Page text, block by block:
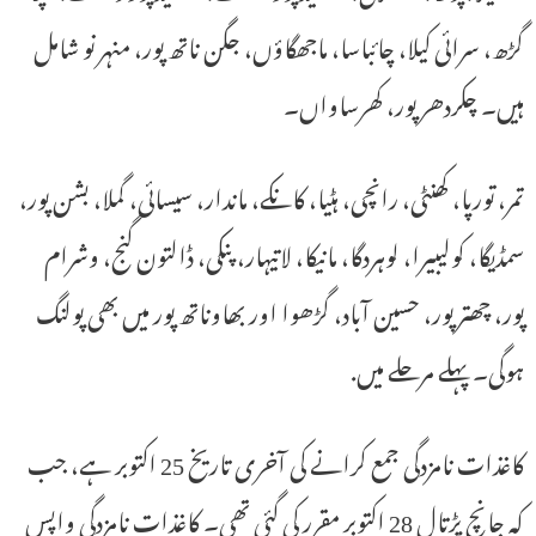
گڑھ، سرائی کیلا، چائباسا، ماجھگاؤں، جگن ناتھ پور، منہر نو شامل
ہیں۔ چکردھر پور، کھرساواں۔
تمر، تورپا، کھنٹی، رانچی، ہٹیا، کانکے، ماندار، سیسائی، گملا، بشن پور،
سمڈیگا، کولیبیرا، لوہردگا، مانیکا، لاتیہار، پنکی، ڈالتون گنج، وشرام
پور، چھتر پور، حسین آباد، گڑھوا اور بھاوناتھ پور میں بھی پولنگ
ہوگی۔ پہلے مرحلے میں.
کاغذات نامزدگی جمع کرانے کی آخری تاریخ 25 اکتوبر ہے، جب
کہ جانچ پڑتال 28 اکتوبر مقرر کی گئی تھی۔ کاغذات نامزدگی واپس